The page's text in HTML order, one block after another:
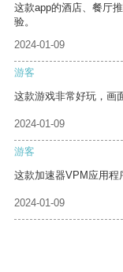
这款app的酒店、餐厅
验。
2024-01-09
游客
这款游戏非常好玩，画
2024-01-09
游客
这款加速器VPM应用程
2024-01-09